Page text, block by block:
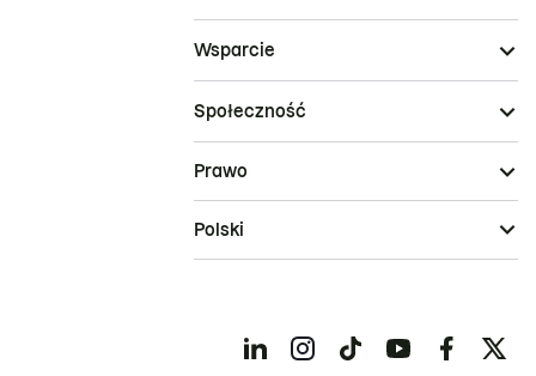
Wsparcie
Społeczność
Prawo
Polski